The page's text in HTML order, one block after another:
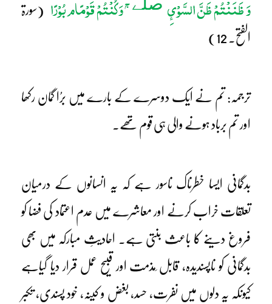
وَ ظَنَنْتُمْ ظَنَّ السَّوْئِ وَکُنْتُمْ قَوْمًام بُوْرًا (سورۃ
الفتح۔ 12)
ترجمہ: تم نے ایک دوسرے کے بارے میں برُا گمان رکھا
اور تم برباد ہونے والی ہی قوم تھے۔
بدگمانی ایسا خطرناک ناسور ہے کہ یہ انسانوں کے درمیان
تعلقات خراب کرنے اور معاشرے میں عدم اعتماد کی فضا کو
فروغ دینے کا باعث بنتی ہے۔ احادیثِ مبارکہ میں بھی
بدگمانی کو ناپسندیدہ، قابل ِمذمت اور قبیح عمل قرار دیا گیاہے
کیونکہ یہ دلوں میں نفرت، حسد، بغض و کینہ، خود پسندی، تکبر